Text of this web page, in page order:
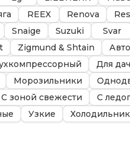
REEX Renova
Snaige Suzuki Svar
Zigmund & Shtain
Для
Морозильники
С зоной свежести С
Узкие